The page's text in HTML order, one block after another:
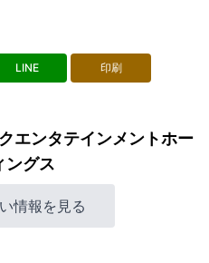
LINE 印刷
エンタテインメントホー
ングス
情報を見る